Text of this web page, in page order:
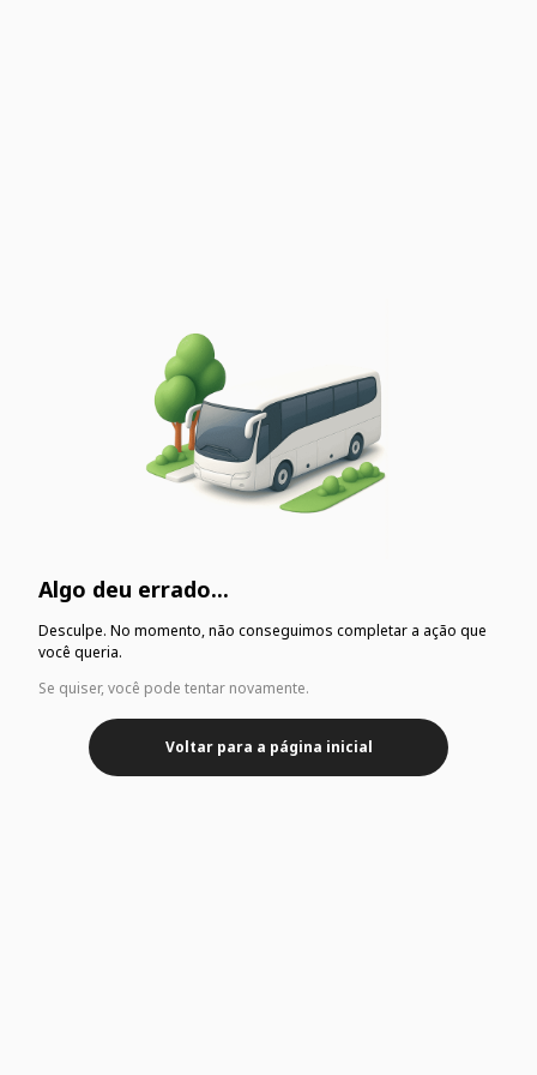
Algo deu errado...
Desculpe. No momento, não conseguimos completar a ação que
você queria.
Se quiser, você pode tentar novamente.
Voltar para a página inicial